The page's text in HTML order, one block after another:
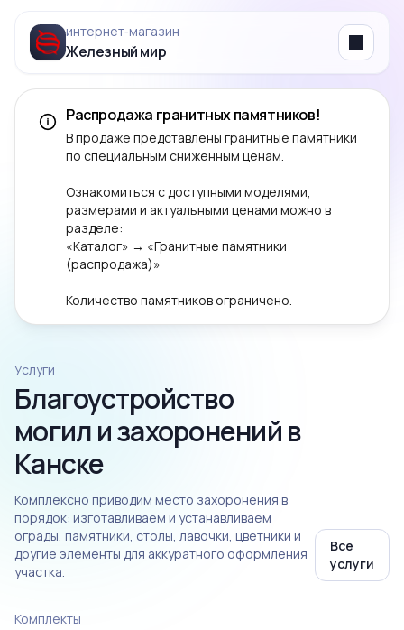
интернет‑магазин
Железный мир Menu
Распродажа гранитных памятников!
В продаже представлены гранитные памятники
по специальным сниженным ценам.
Ознакомиться с доступными моделями,
размерами и актуальными ценами можно в
разделе:
«Каталог» → «Гранитные памятники
(распродажа)»
Количество памятников ограничено.
Услуги
Благоустройство
могил и захоронений в
Канске
Комплексно приводим место захоронения в
порядок: изготавливаем и устанавливаем
ограды, памятники, столы, лавочки, цветники и
другие элементы для аккуратного оформления
участка.
Все
услуги
Комплекты